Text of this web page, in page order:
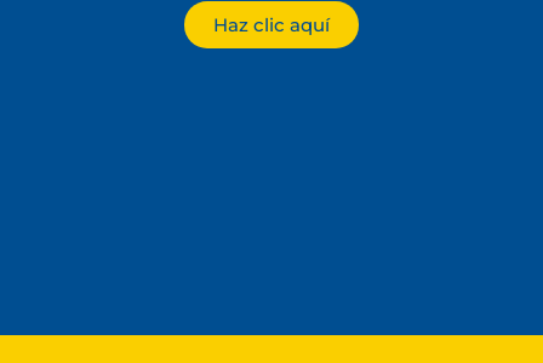
Haz clic aquí